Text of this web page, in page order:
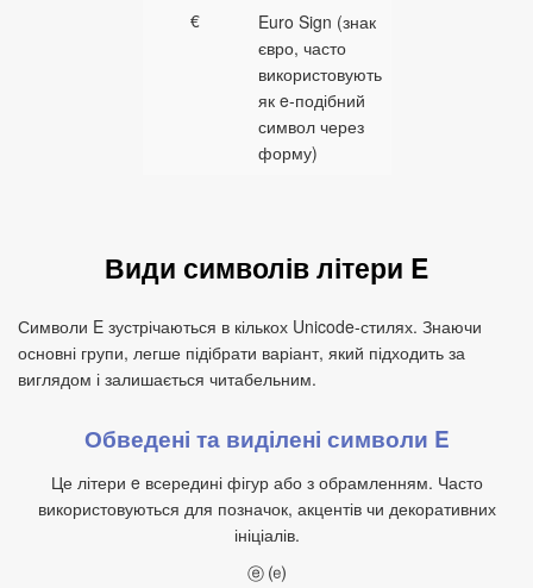
€
Euro Sign (знак
євро, часто
використовують
як e‑подібний
символ через
форму)
Види символів літери E
Символи E зустрічаються в кількох Unicode‑стилях. Знаючи
основні групи, легше підібрати варіант, який підходить за
виглядом і залишається читабельним.
Обведені та виділені символи E
Це літери e всередині фігур або з обрамленням. Часто
використовуються для позначок, акцентів чи декоративних
ініціалів.
ⓔ ⒠